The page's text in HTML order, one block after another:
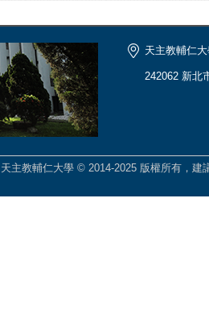
天主教輔仁
242062 新北
| 天主教輔仁大學 © 2014-2025 版權所有，